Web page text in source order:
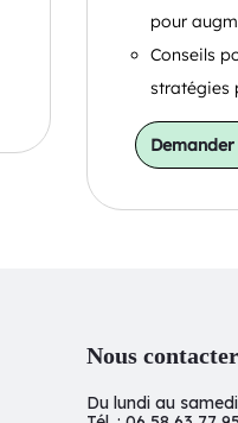
pour
Conseils
stratégies
Nous contacter
Du lundi au samedi